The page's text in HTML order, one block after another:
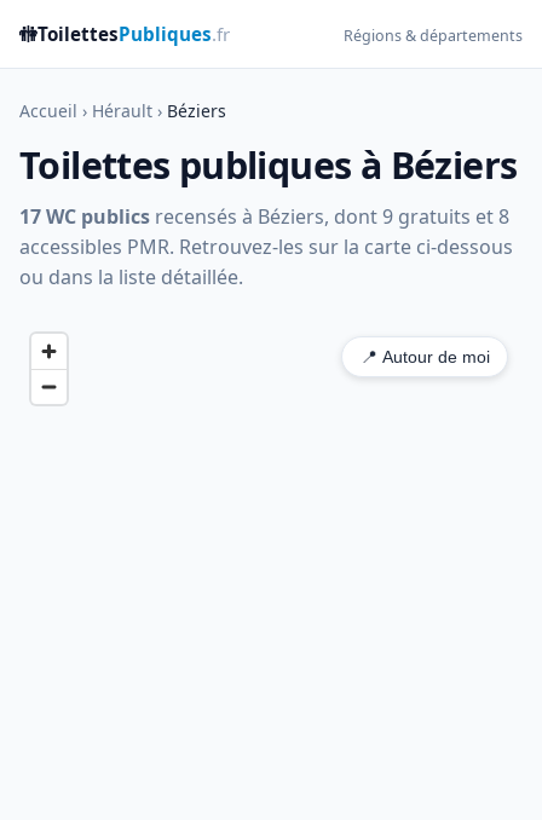
🚻ToilettesPubliques.fr Régions & départements
Accueil › Hérault › Béziers
Toilettes publiques à Béziers
17 WC publics recensés à Béziers, dont 9 gratuits et 8
accessibles PMR. Retrouvez-les sur la carte ci-dessous
ou dans la liste détaillée.
📍 Autour de moi